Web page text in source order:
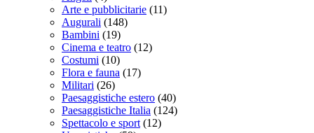
Arte e pubblicitarie (11)
Augurali (148)
Bambini (19)
Cinema e teatro (12)
Costumi (10)
Flora e fauna (17)
Militari (26)
Paesaggistiche estero (40)
Paesaggistiche Italia (124)
Spettacolo e sport (12)